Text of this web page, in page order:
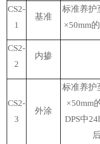
CS2-
1
基准
标准养护
×50mm
CS2-
2
内掺
CS2-
3
外涂
标准养护
×50mm
DPS中